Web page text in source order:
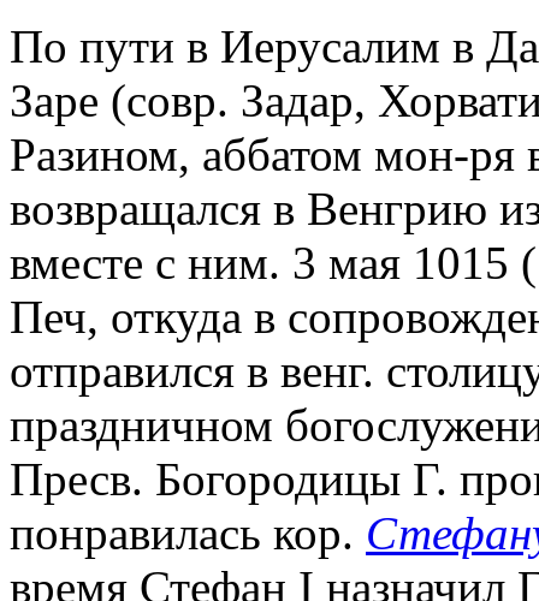
По пути в Иерусалим в
Заре (совр. Задар,
Разином, аббатом мон-
возвращался в Венгрию
вместе с ним. 3 мая 1015
Печ, откуда в
отправился в венг.
праздничном
Пресв. Богородицы Г.
понравилась кор.
время Стефан I назначил